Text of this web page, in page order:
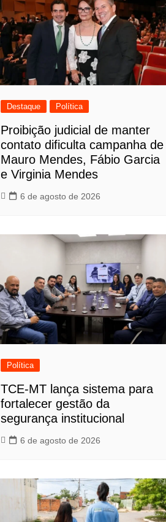
Destaque Política
Proibição judicial de manter
contato dificulta campanha de
Mauro Mendes, Fábio Garcia
e Virginia Mendes
6 de agosto de 2026
Política
TCE-MT lança sistema para
fortalecer gestão da
segurança institucional
6 de agosto de 2026